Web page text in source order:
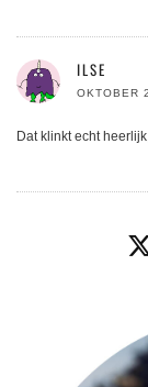
ILSE
OKTOBER
Dat klinkt echt